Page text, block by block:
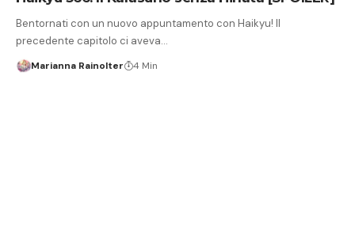
Bentornati con un nuovo appuntamento con Haikyu! Il
precedente capitolo ci aveva…
Marianna Rainolter 4 Min